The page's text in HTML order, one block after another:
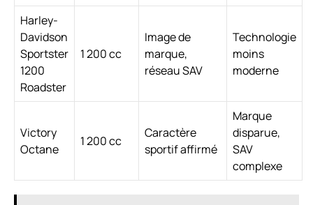
Harley-
Davidson
Sportster
1200
Roadster
1 200 cc
Image de
marque,
réseau SAV
Technologie
moins
moderne
Victory
Octane
1 200 cc
Caractère
sportif affirmé
Marque
disparue,
SAV
complexe